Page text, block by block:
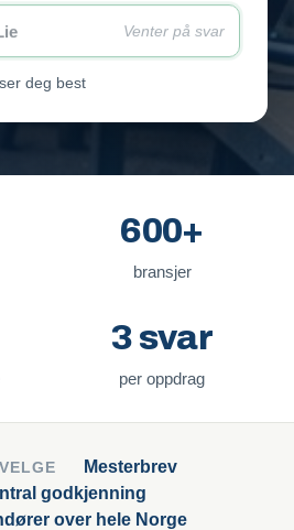
Venter på svar
deg best
600+
bransjer
3 svar
per oppdrag
Mesterbrev
godkjenning
over hele Norge